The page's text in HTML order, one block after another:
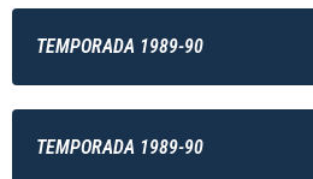
TEMPORADA 1989-90
TEMPORADA 1989-90